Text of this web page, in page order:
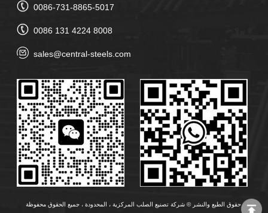
0086-731-8865-5017
0086 131 4224 8008
sales@central-steels.com
حقوق الطبع والنشر © شركة تصنيع الصلب المركزية ، المحدودة ، جميع الحقوق محفوظة.